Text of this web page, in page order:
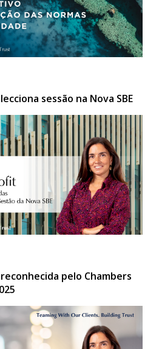
sessão na Nova SBE
pelo Chambers